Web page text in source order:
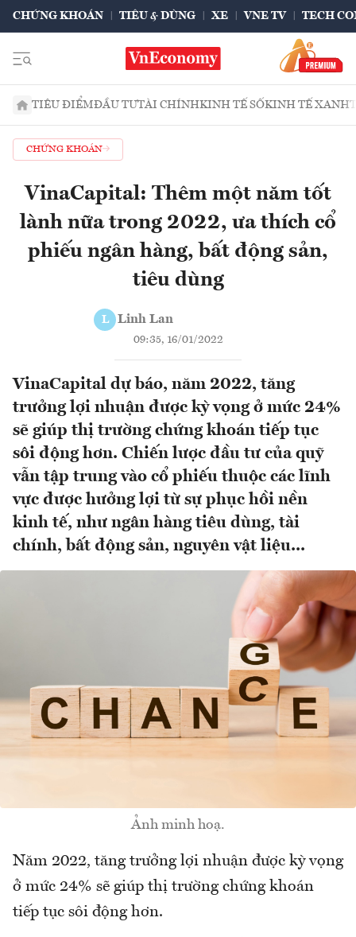
CHỨNG KHOÁN TIÊU & DÙNG XE VNE TV TECH
TIÊU ĐIỂMĐẦU TƯTÀI CHÍNHKINH TẾ SỐKINH TẾ XANH
CHỨNG KHOÁN
VinaCapital: Thêm một năm tốt
lành nữa trong 2022, ưa thích cổ
phiếu ngân hàng, bất động sản,
tiêu dùng
L Linh Lan
09:35, 16/01/2022
VinaCapital dự báo, năm 2022, tăng
trưởng lợi nhuận được kỳ vọng ở mức 24%
sẽ giúp thị trường chứng khoán tiếp tục
sôi động hơn. Chiến lược đầu tư của quỹ
vẫn tập trung vào cổ phiếu thuộc các lĩnh
vực được hưởng lợi từ sự phục hồi nền
kinh tế, như ngân hàng tiêu dùng, tài
chính, bất động sản, nguyên vật liệu...
Ảnh minh hoạ.
Năm 2022, tăng trưởng lợi nhuận được kỳ vọng
ở mức 24% sẽ giúp thị trường chứng khoán
tiếp tục sôi động hơn.